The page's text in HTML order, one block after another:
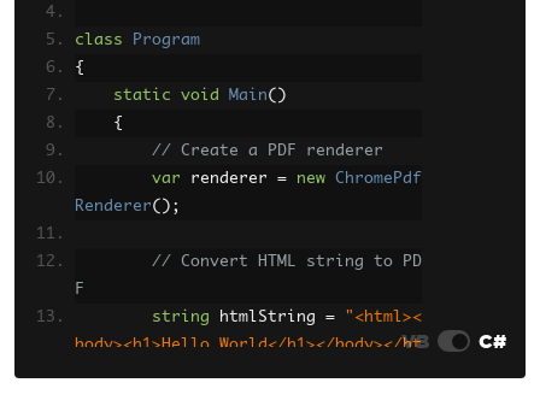
}
}
class
Program
{
static
void Main()
{
// Create a PDF renderer
var renderer = new
ChromePdf
Renderer();
// Convert HTML string to PD
F
string htmlString =
"<html><
body><h1>Hello World</h1></body></ht
VB C#